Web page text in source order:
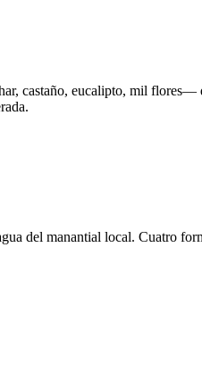
castaño, eucalipto, mil flores—
del manantial local. Cuatro